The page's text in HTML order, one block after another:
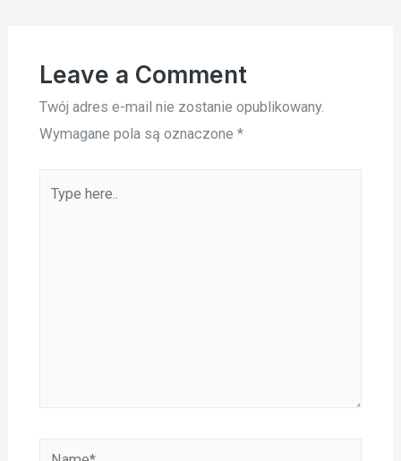
Leave a Comment
Twój adres e-mail nie zostanie opublikowany.
Wymagane pola są oznaczone *
Name*